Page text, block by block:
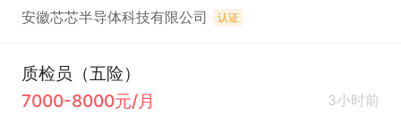
安徽芯芯半导体科技有限公司 认证
质检员（五险）
7000-8000元/月
3小时前